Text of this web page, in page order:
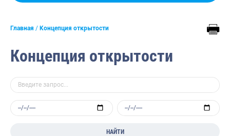
Главная Концепция открытости
Концепция открытости
НАЙТИ